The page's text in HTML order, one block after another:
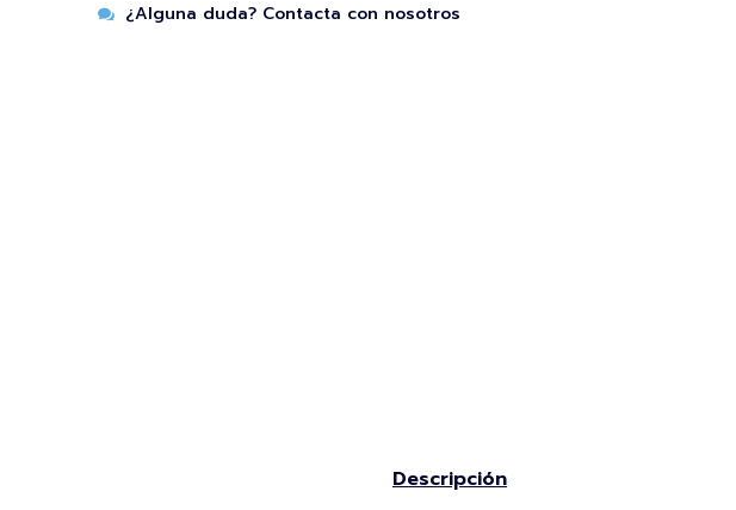
¿Alguna duda? Contacta con nosotros
Descripción